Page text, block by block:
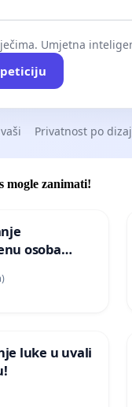
Umjetna
Privatnost po
mogle zanimati!
osoba
u
Zagreba
luke u uvali